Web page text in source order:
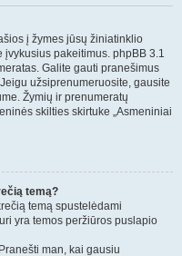
į žymes jūsų žiniatinklio
pakeitimus. phpBB 3.1
Galite gauti pranešimus
užsiprenumeruosite, gausite
Žymių ir prenumeratų
skilties skirtuke „Asmeniniai
temą?
temą spustelėdami
yra temos peržiūros puslapio
man, kai gausiu